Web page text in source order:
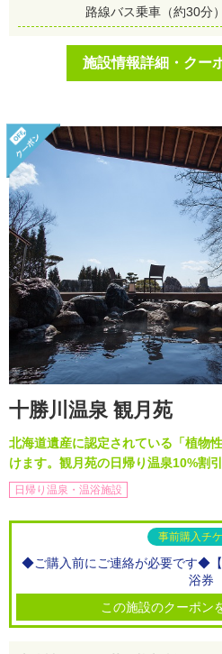
路線バス乗車（約30分
施設情報詳細・クー
十勝川温泉 観月苑
北海道遺産に認定されている「植物
けます。観月苑の日帰り温泉10%割
日帰り温泉・温浴施設
事前購入チ
◆ご購入前にご連絡が必要です◆
浴券
この施設のクーポ